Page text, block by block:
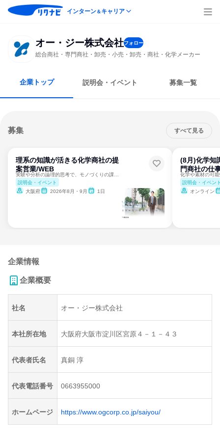
インターン＆キャリア
オー・ジー株式会社フォロー
総合商社・専門商社・卸売・小売・卸売・商社・化学メーカー
企業トップ 説明会・イベント 募集一覧
募集 すべて見る
理系の知識が活きる化学商社の提
案営業/WEB
説明会・イベント
大阪府
2026年8月・9月 1日
(8月)化学知
門商社の仕
説明会・イベン
オンライン
企業情報
企業概要
社名 オー・ジー株式会社
本社所在地 大阪府大阪市淀川区宮原４－１－４３
代表者氏名 真銅 淳
代表電話番号 0663955000
ホームページ https://www.ogcorp.co.jp/saiyou/